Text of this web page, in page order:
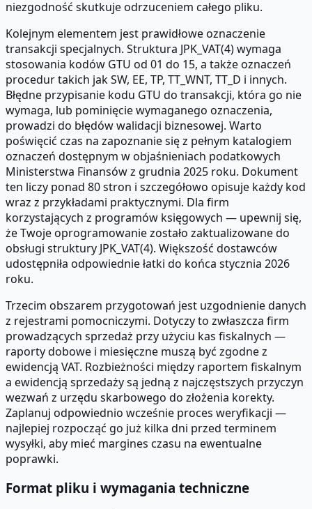
niezgodność skutkuje odrzuceniem całego pliku.
Kolejnym elementem jest prawidłowe oznaczenie
transakcji specjalnych. Struktura JPK_VAT(4) wymaga
stosowania kodów GTU od 01 do 15, a także oznaczeń
procedur takich jak SW, EE, TP, TT_WNT, TT_D i innych.
Błędne przypisanie kodu GTU do transakcji, która go nie
wymaga, lub pominięcie wymaganego oznaczenia,
prowadzi do błędów walidacji biznesowej. Warto
poświęcić czas na zapoznanie się z pełnym katalogiem
oznaczeń dostępnym w objaśnieniach podatkowych
Ministerstwa Finansów z grudnia 2025 roku. Dokument
ten liczy ponad 80 stron i szczegółowo opisuje każdy kod
wraz z przykładami praktycznymi. Dla firm
korzystających z programów księgowych — upewnij się,
że Twoje oprogramowanie zostało zaktualizowane do
obsługi struktury JPK_VAT(4). Większość dostawców
udostępniła odpowiednie łatki do końca stycznia 2026
roku.
Trzecim obszarem przygotowań jest uzgodnienie danych
z rejestrami pomocniczymi. Dotyczy to zwłaszcza firm
prowadzących sprzedaż przy użyciu kas fiskalnych —
raporty dobowe i miesięczne muszą być zgodne z
ewidencją VAT. Rozbieżności między raportem fiskalnym
a ewidencją sprzedaży są jedną z najczęstszych przyczyn
wezwań z urzędu skarbowego do złożenia korekty.
Zaplanuj odpowiednio wcześnie proces weryfikacji —
najlepiej rozpocząć go już kilka dni przed terminem
wysyłki, aby mieć margines czasu na ewentualne
poprawki.
Format pliku i wymagania techniczne